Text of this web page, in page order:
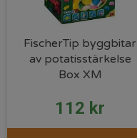
FischerTip byggbitar
av potatisstärkelse
Box XM
112 kr